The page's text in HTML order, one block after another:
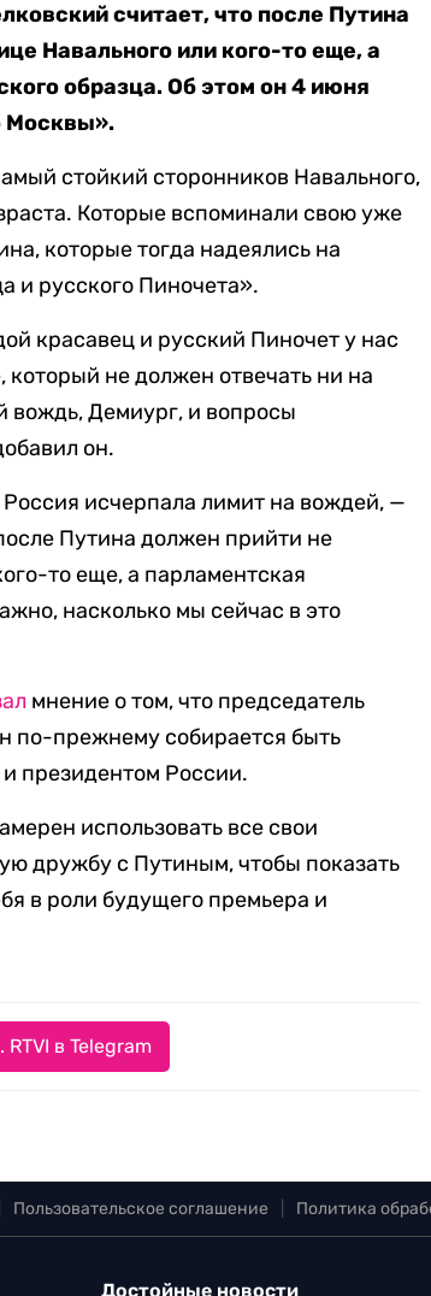
считает, что после Путина
Навального или кого-то еще, а
образца. Об этом он 4 июня
Москвы».
стойкий сторонников Навального,
Которые вспоминали свою уже
которые тогда надеялись на
и русского Пиночета».
красавец и русский Пиночет у нас
не должен отвечать ни на
вождь, Демиург, и вопросы
он.
исчерпала лимит на вождей, —
Путина должен прийти не
то еще, а парламентская
насколько мы сейчас в это
мнение о том, что председатель
по-прежнему собирается быть
президентом России.
использовать все свои
дружбу с Путиным, чтобы показать
в роли будущего премьера и
в Telegram
Пользовательское соглашение Политика
Достойные новости